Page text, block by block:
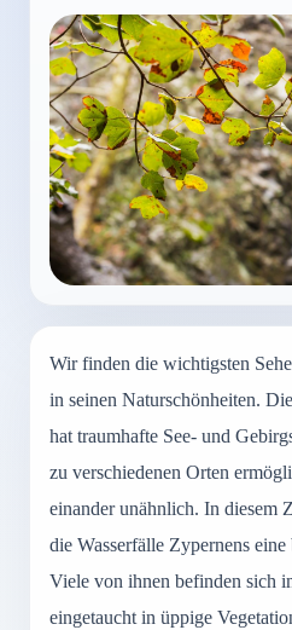
Wir finden die wichtigsten
in seinen Naturschönheiten.
hat traumhafte See- und
zu verschiedenen Orten
einander unähnlich. In diesem
die Wasserfälle Zypernens
Viele von ihnen befinden sich
eingetaucht in üppige